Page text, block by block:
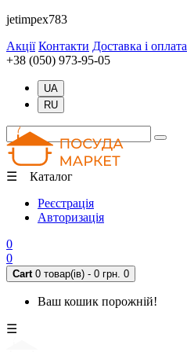
jetimpex783
Акції Контакти Доставка і оплата
+38 (050) 973-95-05
UA
RU
☰ Каталог
Реєстрація
Авторизація
0
0
Cart 0 товар(ів) - 0 грн. 0
Ваш кошик порожній!
☰